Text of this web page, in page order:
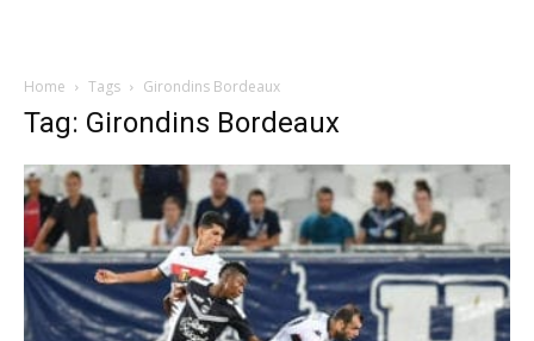
Home Tags Girondins Bordeaux
Tag: Girondins Bordeaux